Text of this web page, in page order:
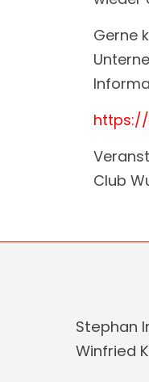
Gerne
Club
Stephan
Winfried